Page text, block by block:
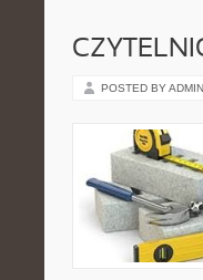
POSTED BY ADMIN